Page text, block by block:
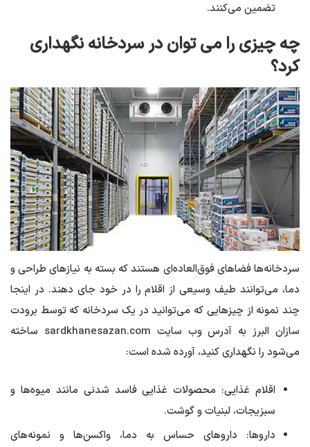
تضمین می‌کنند.
چه چیزی را می توان در سردخانه نگهداری
کرد؟
سردخانه‌ها فضاهای فوق‌العاده‌ای هستند که بسته به نیازهای طراحی و
دما، می‌توانند طیف وسیعی از اقلام را در خود جای دهند. در اینجا
چند نمونه از چیزهایی که می‌توانید در یک سردخانه که توسط برودت
سازان البرز به آدرس وب سایت sardkhanesazan.com ساخته
می‌شود را نگهداری کنید، آورده شده است:
اقلام غذایی: محصولات غذایی فاسد شدنی مانند میوه‌ها و
سبزیجات، لبنیات و گوشت.
داروها: داروهای حساس به دما، واکسن‌ها و نمونه‌های